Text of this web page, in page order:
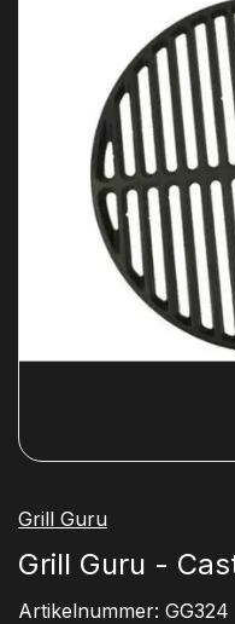
Grill Guru
Grill Guru -
Artikelnummer: GG324